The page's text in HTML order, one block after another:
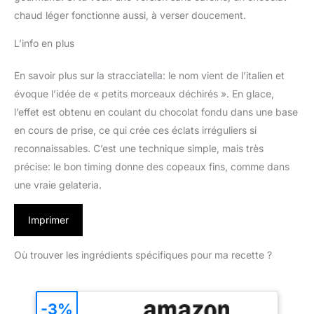
chaud léger fonctionne aussi, à verser doucement.
L’info en plus
En savoir plus sur la stracciatella: le nom vient de l’italien et
évoque l’idée de « petits morceaux déchirés ». En glace,
l’effet est obtenu en coulant du chocolat fondu dans une base
en cours de prise, ce qui crée ces éclats irréguliers si
reconnaissables. C’est une technique simple, mais très
précise: le bon timing donne des copeaux fins, comme dans
une vraie gelateria.
Imprimer
Où trouver les ingrédients spécifiques pour ma recette ?
-3%